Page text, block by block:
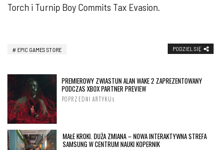
Torch i Turnip Boy Commits Tax Evasion.
EPIC GAMES STORE PODZIEL SIĘ
PREMIEROWY ZWIASTUN ALAN WAKE 2 ZAPREZENTOWANY
PODCZAS XBOX PARTNER PREVIEW
POPRZEDNI ARTYKUŁ
MAŁE KROKI. DUŻA ZMIANA – NOWA INTERAKTYWNA STREFA
SAMSUNG W CENTRUM NAUKI KOPERNIK